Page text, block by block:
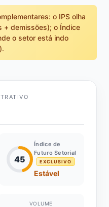
o IPS olha
+ demissões); o Índice
o setor está indo
45
Índice de
Futuro Setorial
EXCLUSIVO
Estável
VOLUME